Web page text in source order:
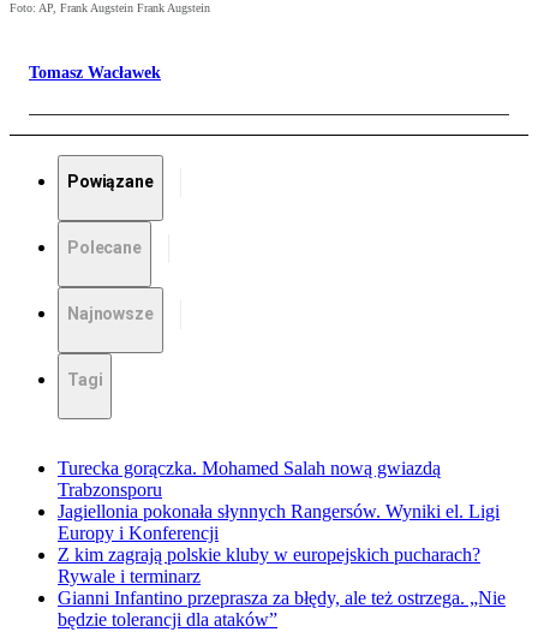
Foto: AP, Frank Augstein Frank Augstein
Tomasz Wacławek
Powiązane
Polecane
Najnowsze
Tagi
Turecka gorączka. Mohamed Salah nową gwiazdą
Trabzonsporu
Jagiellonia pokonała słynnych Rangersów. Wyniki el. Ligi
Europy i Konferencji
Z kim zagrają polskie kluby w europejskich pucharach?
Rywale i terminarz
Gianni Infantino przeprasza za błędy, ale też ostrzega. „Nie
będzie tolerancji dla ataków”